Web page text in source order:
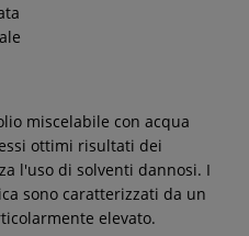
miscelabile con acqua
ottimi risultati dei
l'uso di solventi dannosi. I
sono caratterizzati da un
elevato.